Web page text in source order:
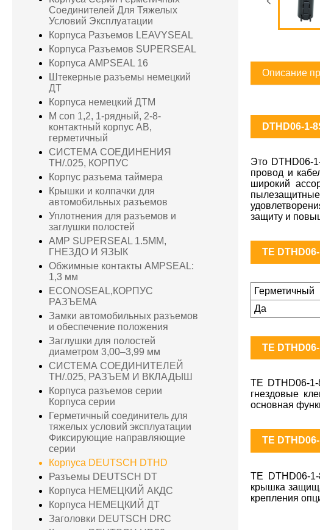
Соединителей Для Тяжелых
Условий Эксплуатации
Корпуса Разъемов LEAVYSEAL
Корпуса Разъемов SUPERSEAL
Корпуса AMPSEAL 16
Штекерные разъемы немецкий
ДТ
Корпуса немецкий ДТМ
M con 1,2, 1-рядный, 2-8-
контактный корпус AB,
герметичный
СИСТЕМА СОЕДИНЕНИЯ
TH/.025, КОРПУС
Корпус разъема таймера
Крышки и колпачки для
автомобильных разъемов
Уплотнения для разъемов и
заглушки полостей
AMP SUPERSEAL 1.5MM,
ГНЕЗДО И ЯЗЫК
Обжимные контакты AMPSEAL:
1,3 мм
ECONOSEAL,КОРПУС
РАЗЪЕМА
Замки автомобильных разъемов
и обеспечение положения
Заглушки для полостей
диаметром 3,00–3,99 мм
СИСТЕМА СОЕДИНИТЕЛЕЙ
TH/.025, РАЗЪЕМ И ВКЛАДЫШ
Корпуса разъемов серии
Корпуса серии
Герметичный соединитель для
тяжелых условий эксплуатации
Фиксирующие направляющие
серии
Корпуса DEUTSCH DTHD
Разъемы DEUTSCH DT
Корпуса НЕМЕЦКИЙ АКДС
Корпуса НЕМЕЦКИЙ ДТ
Заголовки DEUTSCH DRC
Описание
DTHD06-1-
Это DTHD06-
провод и
широкий
защиту и
TE
Герметичный
Да
TE
TE DTHD06-
гнездовые
основная
TE
TE DTHD06-
крышка
крепления